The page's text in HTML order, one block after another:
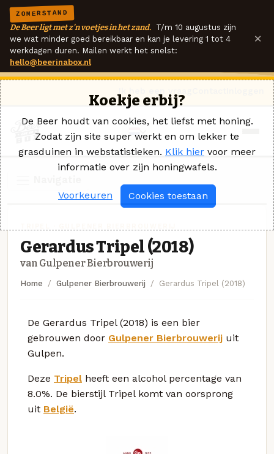
ZOMERSTAND
De Beer ligt met z'n voetjes in het zand. T/m 10 augustus zijn
we wat minder goed bereikbaar en kan je levering 1 tot 4
werkdagen duren. Mailen werkt het snelst:
hello@beerinabox.nl
×
Gerardus Tripel (2018)
van Gulpener Bierbrouwerij
Home Gulpener Bierbrouwerij Gerardus Tripel (2018)
De Gerardus Tripel (2018) is een bier
gebrouwen door Gulpener Bierbrouwerij uit
Gulpen.
Deze Tripel heeft een alcohol percentage van
8.0%. De bierstijl Tripel komt van oorsprong
uit België.
Koekje erbij?
De Beer houdt van cookies, het liefst met honing.
Zodat zijn site super werkt en om lekker te
grasduinen in webstatistieken. Klik hier voor meer
informatie over zijn honingwafels.
Voorkeuren Cookies toestaan